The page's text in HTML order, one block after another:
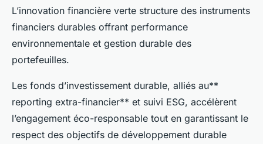
L’innovation financière verte structure des instruments
financiers durables offrant performance
environnementale et gestion durable des
portefeuilles.
Les fonds d’investissement durable, alliés au**
reporting extra-financier** et suivi ESG, accélèrent
l’engagement éco-responsable tout en garantissant le
respect des objectifs de développement durable